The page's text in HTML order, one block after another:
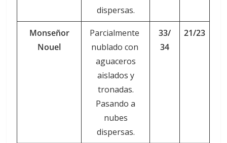
dispersas.
Monseñor
Nouel
Parcialmente
nublado con
aguaceros
aislados y
tronadas.
Pasando a
nubes
dispersas.
33/
34
21/23